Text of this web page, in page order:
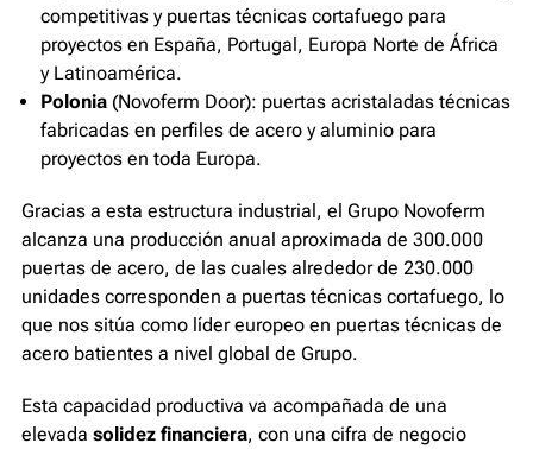
competitivas y puertas técnicas cortafuego para
proyectos en España, Portugal, Europa Norte de África
y Latinoamérica.
Polonia (Novoferm Door): puertas acristaladas técnicas
fabricadas en perfiles de acero y aluminio para
proyectos en toda Europa.
Gracias a esta estructura industrial, el Grupo Novoferm
alcanza una producción anual aproximada de 300.000
puertas de acero, de las cuales alrededor de 230.000
unidades corresponden a puertas técnicas cortafuego, lo
que nos sitúa como líder europeo en puertas técnicas de
acero batientes a nivel global de Grupo.
Esta capacidad productiva va acompañada de una
elevada solidez financiera, con una cifra de negocio